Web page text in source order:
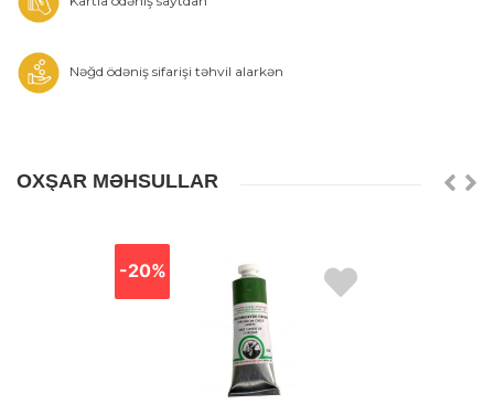
Nəğd ödəniş sifarişi təhvil alarkən
OXŞAR MƏHSULLAR
-20%